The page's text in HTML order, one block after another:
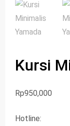
Kursi
Rp950,000
Hotline: